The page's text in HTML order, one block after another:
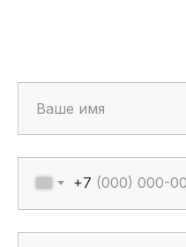
+7